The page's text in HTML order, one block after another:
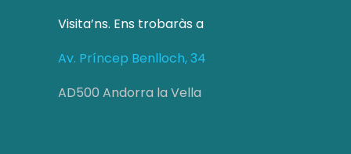
Visita’ns. Ens trobaràs a
Av. Príncep Benlloch, 34
AD500 Andorra la Vella